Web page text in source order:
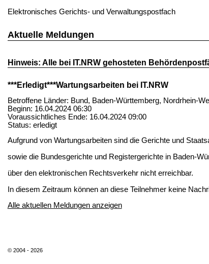
Elektronisches Gerichts- und Verwaltungspostfach
Aktuelle Meldungen
Hinweis: Alle bei IT.NRW gehosteten
***Erledigt***Wartungsarbeiten bei IT.NRW
Betroffene Länder: Bund, Baden-Württemberg, Nordrhein-
Beginn: 16.04.2024 06:30
Voraussichtliches Ende: 16.04.2024 09:00
Status: erledigt
Aufgrund von Wartungsarbeiten sind die Gerichte und
sowie die Bundesgerichte und Registergerichte in Baden-
über den elektronischen Rechtsverkehr nicht erreichbar.
In diesem Zeitraum können an diese Teilnehmer keine
Alle aktuellen Meldungen anzeigen
© 2004 - 2026